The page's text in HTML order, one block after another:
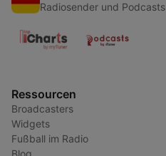
Radiosender und Podcasts
Ressourcen
Broadcasters
Widgets
Fußball im Radio
Blog